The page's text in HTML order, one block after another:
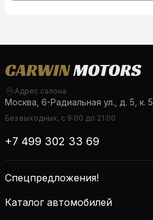
Адрес салона
Москва, 6-Радиальная ул., д. 5, к. 5
Без выходных, с 9:00 до 21:00
+7 499 302 33 69
Спецпредложения!
Каталог автомобилей